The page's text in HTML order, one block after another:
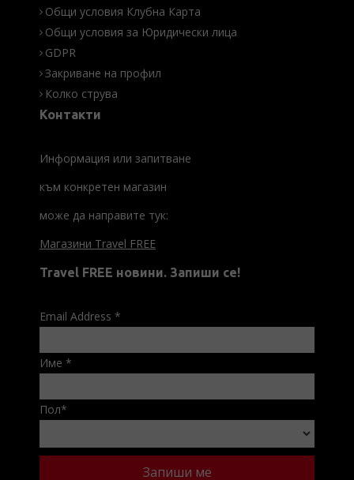
Общи условия Клубна Карта
Общи условия за Юридически лица
GDPR
Закриване на профил
Колко струва
Контакти
Информация или запитване
към конкретен магазин
може да направите тук:
Магазини Travel FREE
Travel FREE новини. Запиши се!
Email Address *
Име *
Пол*